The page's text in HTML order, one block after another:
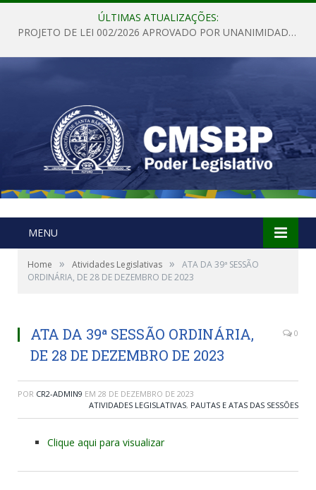
ÚLTIMAS ATUALIZAÇÕES:
PROJETO DE LEI 002/2026 APROVADO POR UNANIMIDADE EM SESSÃO ORDINÁRIA NESTA QUINTA – FEIRA 28 DE MAIO DE 2026
MENU
Home » Atividades Legislativas »
ATA DA 39ª SESSÃO
ORDINÁRIA, DE 28 DE DEZEMBRO DE 2023
ATA DA 39ª SESSÃO ORDINÁRIA,
DE 28 DE DEZEMBRO DE 2023
0
POR CR2-ADMIN9 EM 28 DE DEZEMBRO DE 2023
ATIVIDADES LEGISLATIVAS, PAUTAS E ATAS DAS SESSÕES
Clique aqui para visualizar